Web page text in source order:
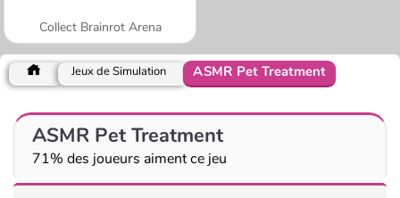
Collect Brainrot Arena
Jeux de Simulation ASMR Pet Treatment
ASMR Pet Treatment
71% des joueurs aiment ce jeu